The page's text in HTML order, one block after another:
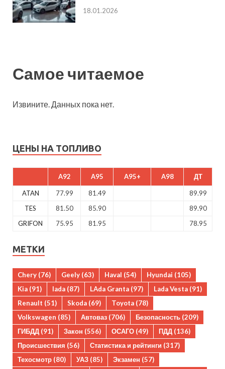
18.01.2026
Самое читаемое
Извините. Данных пока нет.
ЦЕНЫ НА ТОПЛИВО
A92 A95 A95+ A98 ДТ
ATAN 77.99 81.49
89.99
TES
81.50 85.90
89.90
GRIFON
75.95 81.95 78.95
МЕТКИ
Chery (76) Geely (63) Haval (54) Hyundai (105)
Kia (91) lada (87) LAda Granta (97) Lada Vesta (91)
Renault (51) Skoda (69) Toyota (78)
Volkswagen (85) Автоваз (706) Безопасность (209)
ГИБДД (91) Закон (556) ОСАГО (49) ПДД (136)
Происшествия (56) Статистика и рейтинги (317)
Техосмотр (80) УАЗ (85) Экзамен (57)